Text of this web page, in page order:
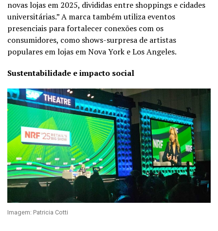
novas lojas em 2025, divididas entre shoppings e cidades
universitárias.” A marca também utiliza eventos
presenciais para fortalecer conexões com os
consumidores, como shows-surpresa de artistas
populares em lojas em Nova York e Los Angeles.
Sustentabilidade e impacto social
Imagem: Patricia Cotti